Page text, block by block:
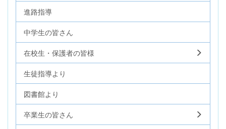
進路指導
中学生の皆さん
在校生・保護者の皆様
生徒指導より
図書館より
卒業生の皆さん